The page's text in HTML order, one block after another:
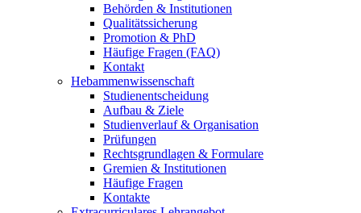
Behörden & Institutionen
Qualitätssicherung
Promotion & PhD
Häufige Fragen (FAQ)
Kontakt
Hebammenwissenschaft
Studienentscheidung
Aufbau & Ziele
Studienverlauf & Organisation
Prüfungen
Rechtsgrundlagen & Formulare
Gremien & Institutionen
Häufige Fragen
Kontakte